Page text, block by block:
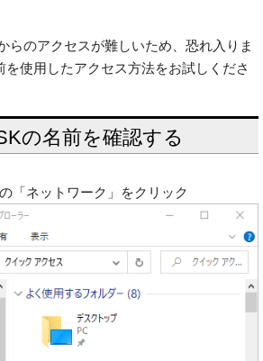
らのアクセスが難しいため、恐れ入りま
使用したアクセス方法をお試しくださ
の名前を確認する
「ネットワーク」をクリック